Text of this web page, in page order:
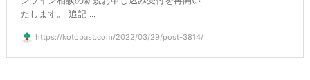
たします。 追記 ...
https://kotobast.com/2022/03/29/post-3814/